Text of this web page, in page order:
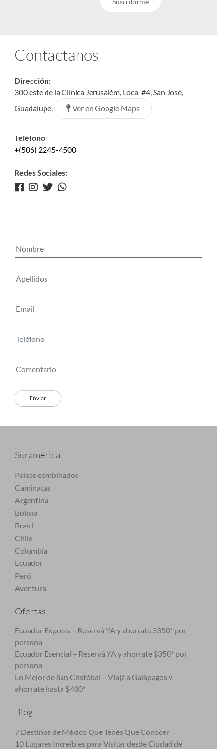
Suscribirme
Contactanos
Dirección:
300 este de la Clínica Jerusalém, Local #4, San José,
Guadalupe.
Ver en Google Maps
Teléfono:
+(506) 2245-4500
Redes Sociales:
Suramérica
Países combinados
Caminatas
Argentina
Bolivia
Brasil
Chile
Colombia
Ecuador
Perú
Aventura
Ofertas
Ecuador Express – Reservá YA y ahorrate $350* por
persona
Ecuador Esencial – Reservá YA y ahorrate $350* por
persona
Lo Mejor de San Cristóbal – Viajá a Galápagos y
ahorrate hasta $400*
Blog
7 Destinos de México Que Tenés Que Conocer
10 Lugares Increíbles para Visitar desde Ciudad de